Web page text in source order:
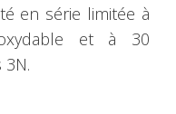
en série limitée à
et à 30